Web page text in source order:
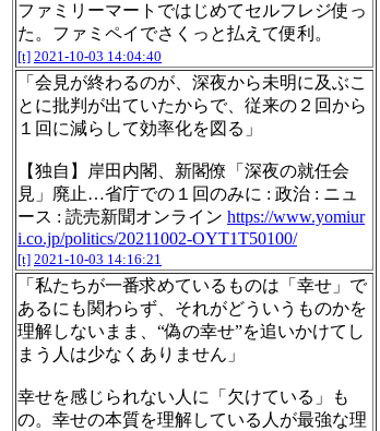
ファミリーマートではじめてセルフレジ使っ
た。ファミペイでさくっと払えて便利。
[t] 2021-10-03 14:04:40
「会見が終わるのが、深夜から未明に及ぶこ
とに批判が出ていたからで、従来の２回から
１回に減らして効率化を図る」
【独自】岸田内閣、新閣僚「深夜の就任会
見」廃止…省庁での１回のみに : 政治 : ニュ
ース : 読売新聞オンライン https://www.yomiur
i.co.jp/politics/20211002-OYT1T50100/
[t] 2021-10-03 14:16:21
「私たちが一番求めているものは「幸せ」で
あるにも関わらず、それがどういうものかを
理解しないまま、“偽の幸せ”を追いかけてし
まう人は少なくありません」
幸せを感じられない人に「欠けている」も
の。幸せの本質を理解している人が最強な理